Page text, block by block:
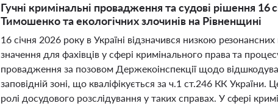
Гучні кримінальні провадження та судові рішення
Тимошенко та екологічних злочинів на Рівненщині
16 січня 2026 року в Україні відзначився низкою
значення для фахівців у сфері кримінального права та
провадження за позовом Держекоінспекції щодо
заповідній зоні, що кваліфікується за ч.1 ст.246 КК України.
ролі досудового розслідування у таких справах. У сфері